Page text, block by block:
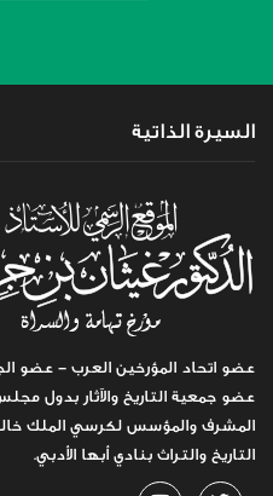
السيرة الذاتية
عضو اتحاد المؤرخين العرب - عضو
عضو جمعية التاريخ والآثار بدول
المشرف والمؤسس لكرسي الملك
التاريخ والتراث بنادي أبها الأدبي.